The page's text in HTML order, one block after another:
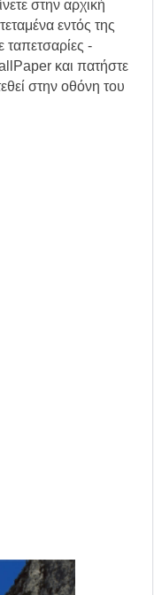
στην αρχική
εντός της
ταπετσαρίες -
και πατήστε
στην οθόνη του